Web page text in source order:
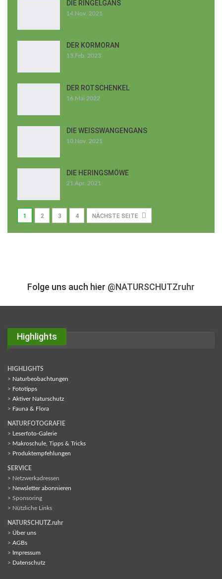
DIE RINGELGANS
14.Nov. 2021
DER KORMORAN
13.Feb. 2023
DER ROTSCHENKEL
16.Mai 2022
DIE WEISSWANGENGANS
10.Nov. 2021
DIE HERINGSMÖWE
21.Apr. 2021
1 2 3 4 NÄCHSTE SEITE
Folge uns auch hier @NATURSCHUTZruhr
Highlights
HIGHLIGHTS
> Naturbeobachtungen
> Fototipps
> Aktiver Naturschutz
> Fauna & Flora
NATURFOTOGRAFIE
> Leserfoto-Galerie
> Makroschule, Tipps & Tricks
> Produktempfehlungen
SERVICE
> Netzwerkadressen
> Newsletter abonnieren
> Sponsoring
> Nützliche Links
NATURSCHUTZ.ruhr
> Über uns
> AGBs
> Impressum
> Datenschutz